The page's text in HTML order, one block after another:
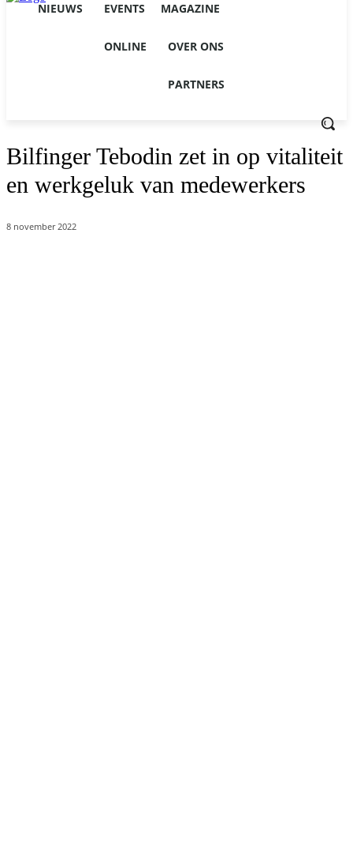
NIEUWS EVENTS MAGAZINE
ONLINE OVER ONS
PARTNERS
Bilfinger Tebodin zet in op vitaliteit
en werkgeluk van medewerkers
8 november 2022